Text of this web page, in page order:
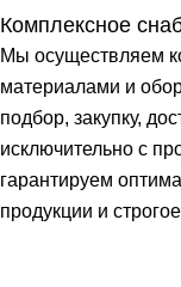
Комплексное
Мы осуществляем
материалами и
подбор, закупку,
исключительно с
гарантируем
продукции и